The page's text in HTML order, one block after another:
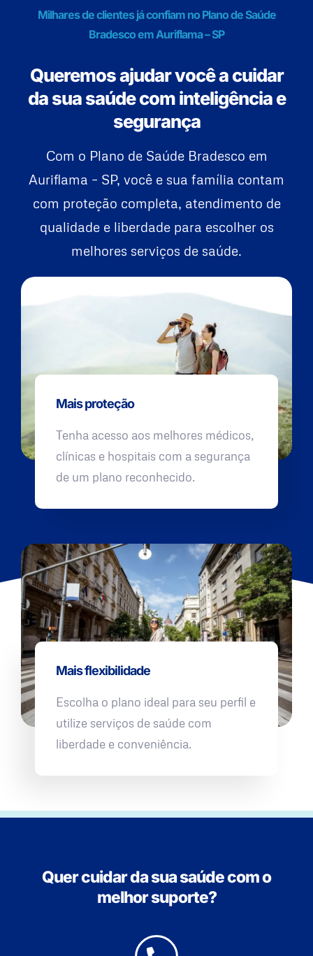
Milhares de clientes já confiam no Plano de Saúde
Bradesco em Auriflama – SP
Queremos ajudar você a cuidar
da sua saúde com inteligência e
segurança
Com o Plano de Saúde Bradesco em
Auriflama – SP, você e sua família contam
com proteção completa, atendimento de
qualidade e liberdade para escolher os
melhores serviços de saúde.
Mais proteção
Tenha acesso aos melhores médicos,
clínicas e hospitais com a segurança
de um plano reconhecido.
Mais flexibilidade
Escolha o plano ideal para seu perfil e
utilize serviços de saúde com
liberdade e conveniência.
Quer cuidar da sua saúde com o
melhor suporte?